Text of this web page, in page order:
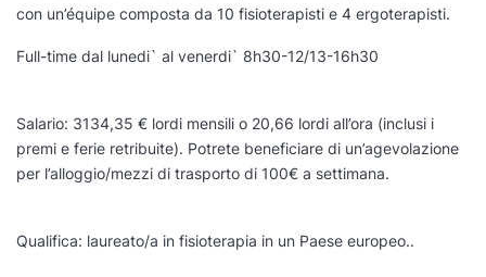
con un’équipe composta da 10 fisioterapisti e 4 ergoterapisti.
Full-time dal lunedi` al venerdi` 8h30-12/13-16h30
Salario: 3134,35 € lordi mensili o 20,66 lordi all’ora (inclusi i
premi e ferie retribuite). Potrete beneficiare di un’agevolazione
per l’alloggio/mezzi di trasporto di 100€ a settimana.
Qualifica: laureato/a in fisioterapia in un Paese europeo..